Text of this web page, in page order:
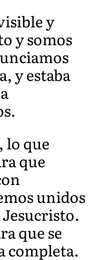
y
y somos
y estaba
lo que
que
unidos
que se
completa.